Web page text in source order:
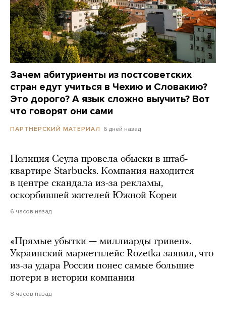
Зачем абитуриенты из постсоветских
стран едут учиться в Чехию и Словакию?
Это дорого? А язык сложно выучить? Вот
что говорят они сами
ПАРТНЕРСКИЙ МАТЕРИАЛ 6 дней назад
Полиция Сеула провела обыски в штаб-
квартире Starbucks. Компания находится
в центре скандала из-за рекламы,
оскорбившей жителей Южной Кореи
6 часов назад
«Прямые убытки — миллиарды гривен».
Украинский маркетплейс Rozetka заявил, что
из-за удара России понес самые большие
потери в истории компании
8 часов назад